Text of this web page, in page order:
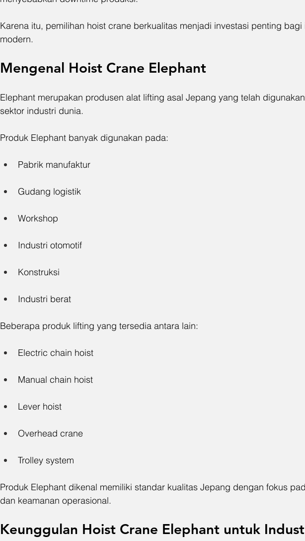
Karena itu, pemilihan hoist crane berkualitas menjadi investasi penting bagi
modern.
Mengenal Hoist Crane Elephant
Elephant merupakan produsen alat lifting asal Jepang yang telah
sektor industri dunia.
Produk Elephant banyak digunakan pada:
Pabrik manufaktur
Gudang logistik
Workshop
Industri otomotif
Konstruksi
Industri berat
Beberapa produk lifting yang tersedia antara lain:
Electric chain hoist
Manual chain hoist
Lever hoist
Overhead crane
Trolley system
Produk Elephant dikenal memiliki standar kualitas Jepang dengan fokus
dan keamanan operasional.
Keunggulan Hoist Crane Elephant untuk